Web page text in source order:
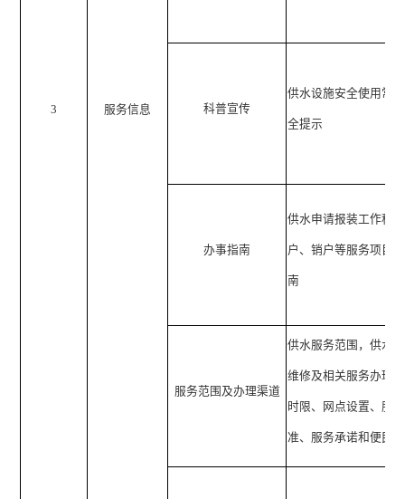
3 服务信息 科普宣传
供水设施安全使用常
全提示
办事指南
供水申请报装工作程
户、销户等服务项目
南
服务范围及办理渠道
供水服务范围，供水
维修及相关服务办理
时限、网点设置、服
准、服务承诺和便民